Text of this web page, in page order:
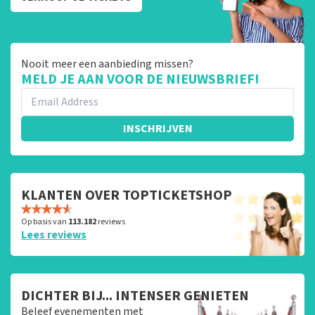
Nooit meer een aanbieding missen?
MELD JE AAN VOOR DE NIEUWSBRIEF!
INSCHRIJVEN
KLANTEN OVER TOPTICKETSHOP
Op basis van 113.182reviews
Lees reviews
DICHTER BIJ... INTENSER GENIETEN
Beleef evenementen met